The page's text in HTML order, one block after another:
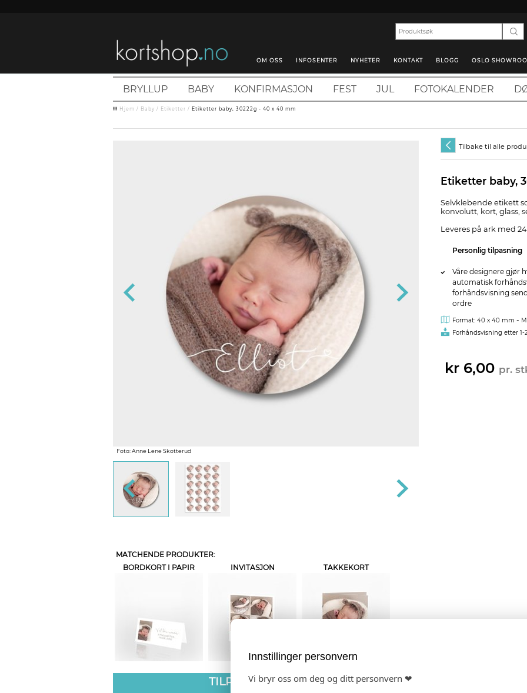
OM OSS INFOSENTER NYHETER KONTAKT BLOGG OSLO
BRYLLUP BABY KONFIRMASJON FEST JUL FOTOKALENDER
Hjem / Baby / Etiketter / Etiketter baby, 30222g - 40 x 40 mm
Foto: Anne Lene Skotterud
Tilbake til alle
Etiketter baby,
Selvklebende etikett
konvolutt, kort, glass,
Leveres på ark med
Personlig tilpasning
Våre designere gjør
automatisk
forhåndsvisning
ordre
Format: 40 x 40 mm -
Forhåndsvisning etter
kr 6,00 pr.
MATCHENDE PRODUKTER:
BORDKORT I PAPIR
INVITASJON TAKKEKORT
TILPASS PRODUKTET HANDLEKURV
Innstillinger personvern
Vi bryr oss om deg og ditt personvern ❤